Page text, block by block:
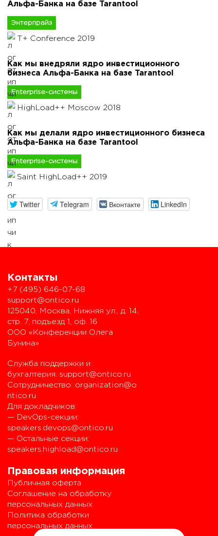
Альфа-Банка на базе Tarantool
Энтерпрайз
T+ Conference 2019
Как мы внедряли ядро инвестиционного
бизнеса Альфа-Банка на базе Tarantool
Enterprise-системы
HighLoad++ Moscow 2018
Как мы делали ядро инвестиционного бизнеса
Альфа-Банка на базе Tarantool
Enterprise-системы
Saint HighLoad++ 2019
Twitter Telegram Вконтакте LinkedIn
Контакты
+7 (495) 646-07-68
support@ontico.ru
125040, Москва, Нижняя ул., д. 14,
стр. 7, подъезд 1, оф. 16
ООО «Конференции Олега
Бунина»
Служба поддержки и
бухгалтерия: support@ontico.ru
Сотрудничество: organization@o
ntico.ru
Для докладчиков:
— DevOps-секции:
speakers.devops@ontico.ru
— Остальные секции:
speakers.highload@ontico.ru
Правовая информация
Публичная оферта
Соглашение на обработку
персональных данных
Политика обработки
персональных данных